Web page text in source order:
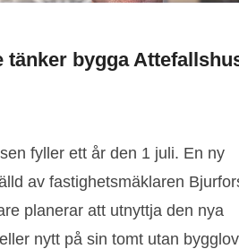
tänker bygga
fyller ett år den 1 juli. En ny
av fastighetsmäklaren
planerar att utnyttja den nya
nytt på sin tomt utan